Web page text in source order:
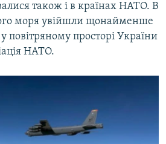
також і в країнах НАТО. В
моря увійшли щонайменше
повітряному просторі України
НАТО.